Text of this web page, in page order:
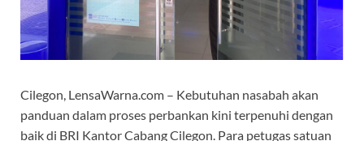
Cilegon, LensaWarna.com – Kebutuhan nasabah akan
panduan dalam proses perbankan kini terpenuhi dengan
baik di BRI Kantor Cabang Cilegon. Para petugas satuan